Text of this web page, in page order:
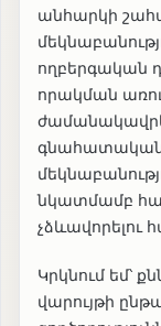
անհարկի
ողբերգական
որակման
նկատմամբ
չձևավորելու
Կրկնում եմ՝
վարույթի